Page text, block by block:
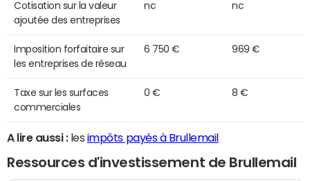
Cotisation sur la valeur
ajoutée des entreprises
nc nc
Imposition forfaitaire sur
les entreprises de réseau
6 750 € 969 €
Taxe sur les surfaces
commerciales
0 € 8 €
A lire aussi :les impôts payés à Brullemail
Ressources d'investissement de Brullemail